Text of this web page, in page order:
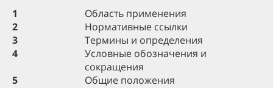
1
Область применения
2
Нормативные ссылки
3
Термины и определения
4
Условные обозначения и
сокращения
5
Общие положения